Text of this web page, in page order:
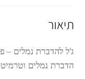
תיאור
ג'ל להדברת נמלים –
הדברת נמלים